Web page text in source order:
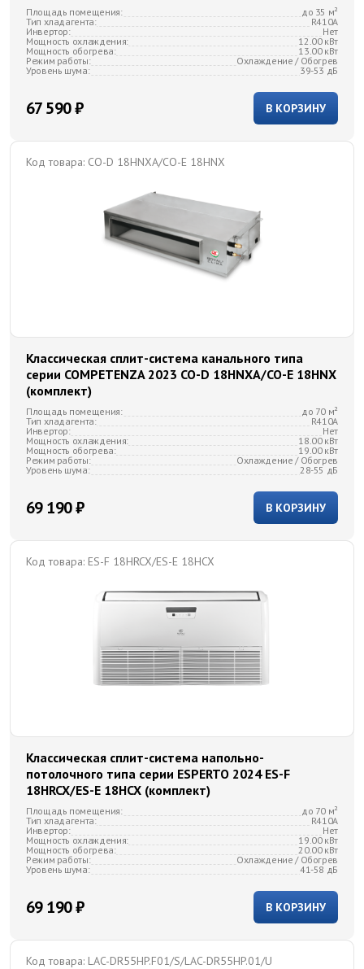
Площадь помещения:
до 35 м²
Тип хладагента:
R410A
Инвертор:
Нет
Мощность охлаждения:
12.00 кВт
Мощность обогрева:
13.00 кВт
Режим работы:
Охлаждение / Обогрев
Уровень шума:
39-53 дБ
В КОРЗИНУ
67 590 ₽
Код товара: CO-D 18HNXA/CO-E 18HNX
Классическая сплит-система канального типа
серии COMPETENZA 2023 CO-D 18HNXA/CO-E 18HNX
(комплект)
Площадь помещения:
до 70 м²
Тип хладагента:
R410A
Инвертор:
Нет
Мощность охлаждения:
18.00 кВт
Мощность обогрева:
19.00 кВт
Режим работы:
Охлаждение / Обогрев
Уровень шума:
28-55 дБ
В КОРЗИНУ
69 190 ₽
Код товара: ES-F 18HRCX/ES-E 18HCX
Классическая сплит-система напольно-
потолочного типа серии ESPERTO 2024 ES-F
18HRCX/ES-E 18HCX (комплект)
Площадь помещения:
до 70 м²
Тип хладагента:
R410A
Инвертор:
Нет
Мощность охлаждения:
19.00 кВт
Мощность обогрева:
20.00 кВт
Режим работы:
Охлаждение / Обогрев
Уровень шума:
41-58 дБ
В КОРЗИНУ
69 190 ₽
Код товара: LAC-DR55HP.F01/S/LAC-DR55HP.01/U